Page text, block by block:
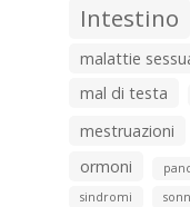
Intestino
malattie
mal di testa
mestruazioni
ormoni panc
sindromi